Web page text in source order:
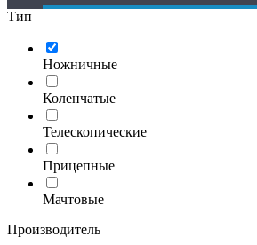
Тип
Ножничные
Коленчатые
Телескопические
Прицепные
Мачтовые
Производитель